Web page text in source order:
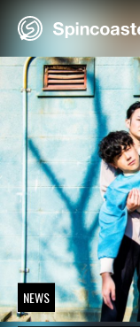
Skip
NEWS